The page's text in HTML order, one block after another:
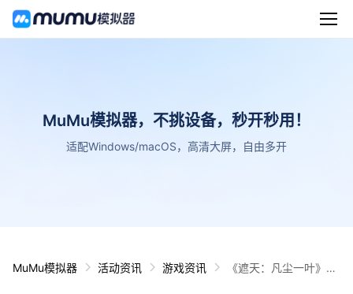
MuMu模拟器，不挑设备，秒开秒用！
适配Windows/macOS，高清大屏，自由多开
MuMu模拟器 活动资讯 游戏资讯
《遮天：凡尘一叶》首